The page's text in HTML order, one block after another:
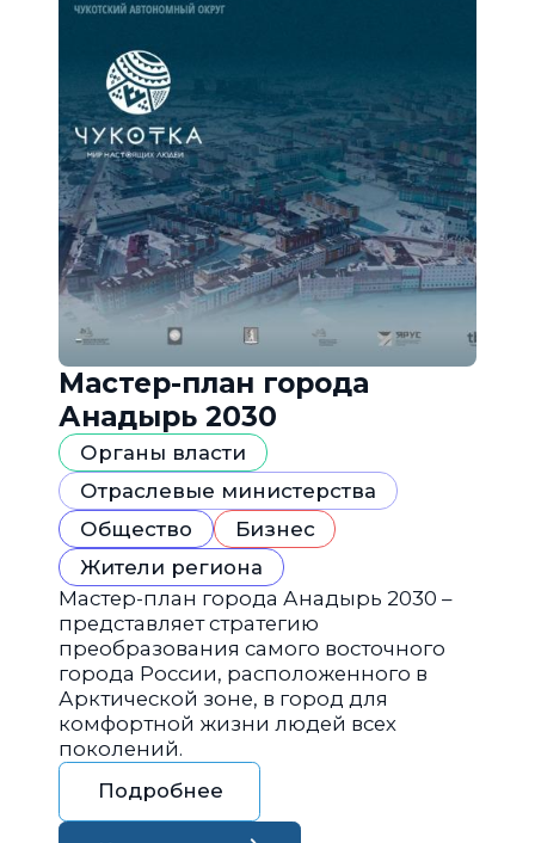
Мастер-план города
Анадырь 2030
Органы власти
Отраслевые министерства
Общество
Бизнес
Жители региона
Мастер-план города Анадырь 2030 –
представляет стратегию
преобразования самого восточного
города России, расположенного в
Арктической зоне, в город для
комфортной жизни людей всех
поколений.
Подробнее